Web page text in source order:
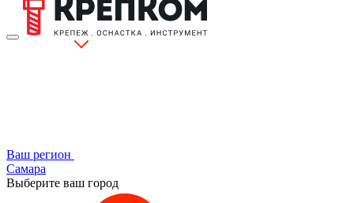
Ваш регион
Самара
Выберите ваш город